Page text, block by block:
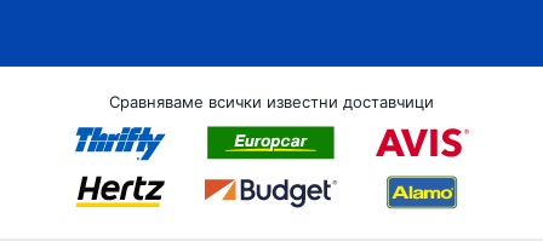
Сравняваме всички известни доставчици